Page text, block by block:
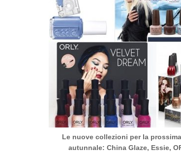
Le nuove collezioni per la
autunnale: China Glaze, Essie,